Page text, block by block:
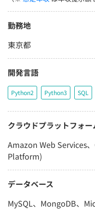
勤務地
東京都
開発言語
Python2 Python3 SQL
クラウドプラットフォー
Amazon Web Services
Platform)
データベース
MySQL、MongoDB、